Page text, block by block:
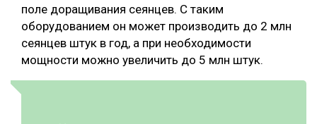
поле доращивания сеянцев. С таким
оборудованием он может производить до 2 млн
сеянцев штук в год, а при необходимости
мощности можно увеличить до 5 млн штук.